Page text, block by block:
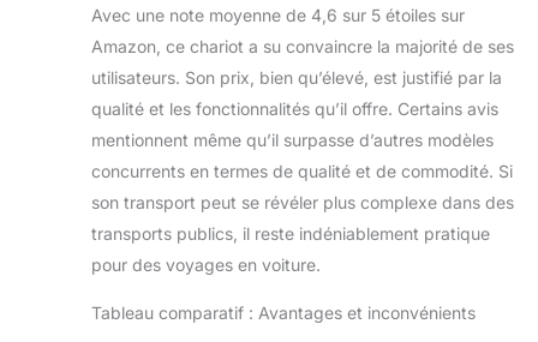
chemins forestiers
ainsi que sur le
gravier et les
graviers. Le frein de
à se garer en toute
sécurité. FUXLIFE
BY FUXTEC -
FUXLIFE est la
synonyme de
solutions de
Avec une note moyenne de 4,6 sur 5 étoiles sur
Amazon, ce chariot a su convaincre la majorité de ses
utilisateurs. Son prix, bien qu’élevé, est justifié par la
qualité et les fonctionnalités qu’il offre. Certains avis
mentionnent même qu’il surpasse d’autres modèles
concurrents en termes de qualité et de commodité. Si
son transport peut se révéler plus complexe dans des
transports publics, il reste indéniablement pratique
pour des voyages en voiture.
Tableau comparatif : Avantages et inconvénients